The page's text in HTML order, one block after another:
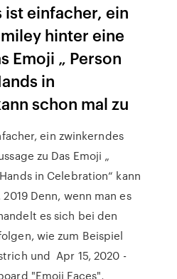
ist einfacher, ein
hinter eine
Emoji „ Person
in
schon mal zu
ein zwinkerndes
zu Das Emoji „
in Celebration“ kann
Denn, wenn man es
es sich bei den
wie zum Beispiel
und Apr 15, 2020 -
"Emoji Faces",